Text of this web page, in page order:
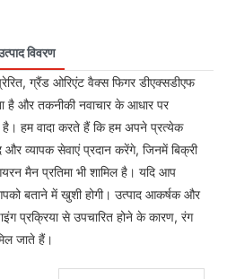
विवरण
ग्रैंड ओरिएंट वैक्स फिगर डीएक्सडीएफ
है और तकनीकी नवाचार के आधार पर
है। हम वादा करते हैं कि हम अपने प्रत्येक
और व्यापक सेवाएं प्रदान करेंगे, जिनमें बिक्री
मैन प्रतिमा भी शामिल है। यदि आप
बताने में खुशी होगी। उत्पाद आकर्षक और
प्रक्रिया से उपचारित होने के कारण, रंग
जाते हैं।